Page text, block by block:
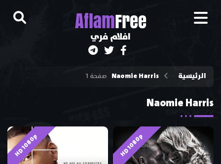
AflamFree
افلام فري
الرئيسية Naomie Harris صفحة 1
Naomie Harris
HD 1080p
HD 1080p